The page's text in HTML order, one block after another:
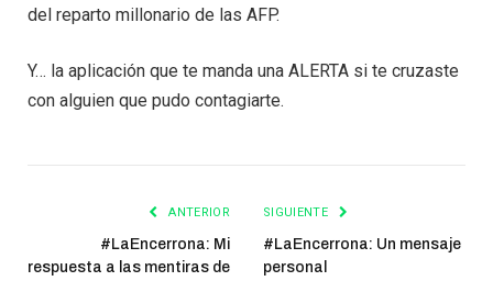
del reparto millonario de las AFP.
Y… la aplicación que te manda una ALERTA si te cruzaste
con alguien que pudo contagiarte.
ANTERIOR
#LaEncerrona: Mi
respuesta a las mentiras de
SIGUIENTE
#LaEncerrona: Un mensaje
personal